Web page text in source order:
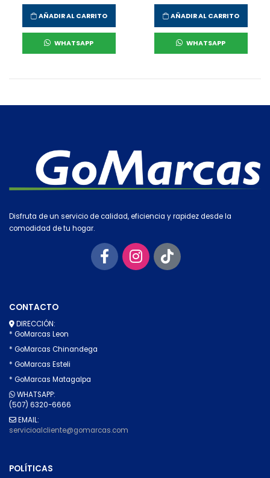
AÑADIR AL CARRITO
WHATSAPP
AÑADIR AL CARRITO
WHATSAPP
Disfruta de un servicio de calidad, eficiencia y rapidez desde la
comodidad de tu hogar.
CONTACTO
DIRECCIÓN:
* GoMarcas Leon
* GoMarcas Chinandega
* GoMarcas Esteli
* GoMarcas Matagalpa
WHATSAPP:
(507) 6320-6666
EMAIL:
servicioalcliente@gomarcas.com
POLÍTICAS